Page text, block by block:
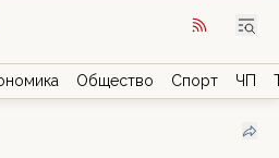
Общество Спорт ЧП